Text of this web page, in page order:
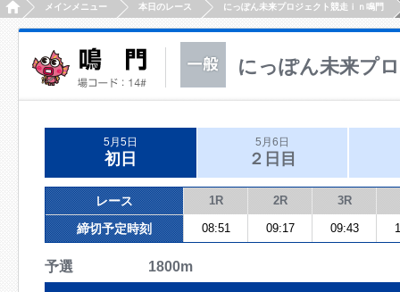
HOMEメインメニュー 本日のレース にっぽん未来プロジェクト競走ｉｎ鳴門
にっぽん未来プ
5月5日
初日
5月6日
２日目
レース 1R 2R 3R
締切予定時刻 08:51 09:17 09:43
予選 1800m